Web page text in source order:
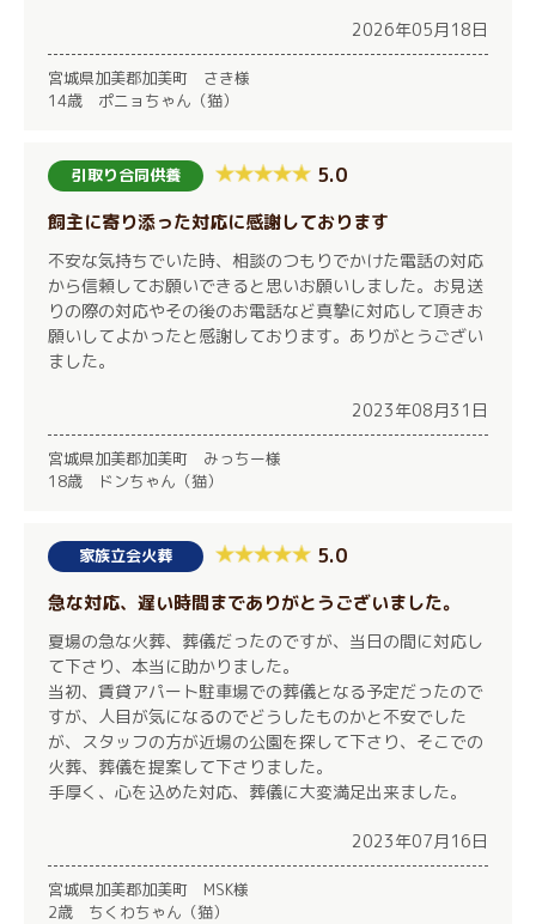
2026年05月18日
宮城県加美郡加美町 さき様
14歳 ポニョちゃん（猫）
引取り合同供養 5.0
飼主に寄り添った対応に感謝しております
不安な気持ちでいた時、相談のつもりでかけた電話の対応
から信頼してお願いできると思いお願いしました。お見送
りの際の対応やその後のお電話など真摯に対応して頂きお
願いしてよかったと感謝しております。ありがとうござい
ました。
2023年08月31日
宮城県加美郡加美町 みっちー様
18歳 ドンちゃん（猫）
家族立会火葬 5.0
急な対応、遅い時間までありがとうございました。
夏場の急な火葬、葬儀だったのですが、当日の間に対応し
て下さり、本当に助かりました。
当初、賃貸アパート駐車場での葬儀となる予定だったので
すが、人目が気になるのでどうしたものかと不安でした
が、スタッフの方が近場の公園を探して下さり、そこでの
火葬、葬儀を提案して下さりました。
手厚く、心を込めた対応、葬儀に大変満足出来ました。
2023年07月16日
宮城県加美郡加美町 MSK様
2歳 ちくわちゃん（猫）